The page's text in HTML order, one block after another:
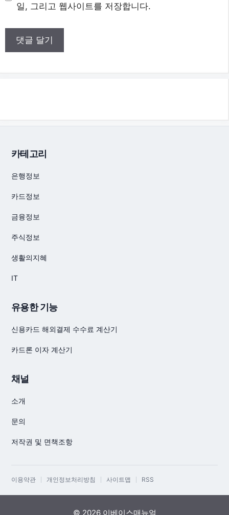
일, 그리고 웹사이트를 저장합니다.
카테고리
은행정보
카드정보
금융정보
주식정보
생활의지혜
IT
유용한 기능
신용카드 해외결제 수수료 계산기
카드론 이자 계산기
채널
소개
문의
저작권 및 면책조항
이용약관 개인정보처리방침 사이트맵 RSS
© 2026 이베이스매뉴얼